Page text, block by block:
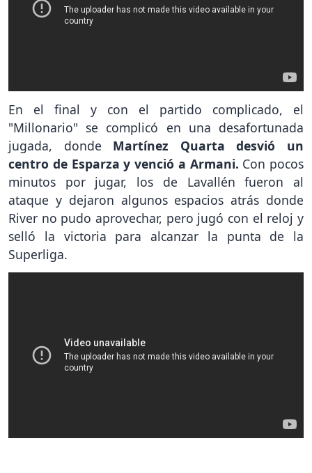
En el final y con el partido complicado, el
"Millonario" se complicó en una desafortunada
jugada, donde Martínez Quarta desvió un
centro de Esparza y venció a Armani. Con pocos
minutos por jugar, los de Lavallén fueron al
ataque y dejaron algunos espacios atrás donde
River no pudo aprovechar, pero jugó con el reloj y
selló la victoria para alcanzar la punta de la
Superliga.